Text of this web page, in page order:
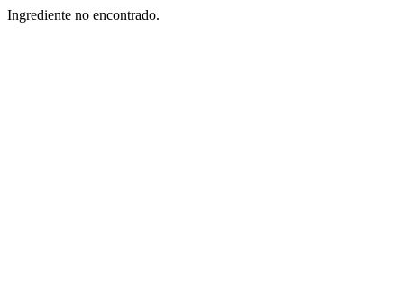
Ingrediente no encontrado.